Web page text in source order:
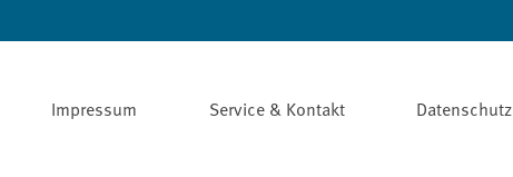
Impressum Service & Kontakt Datenschutz